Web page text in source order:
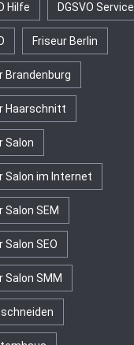
Hilfe DGSVO Service
Friseur Berlin
Brandenburg
Haarschnitt
Salon
Salon im Internet
Salon SEM
Salon SEO
Salon SMM
schneiden